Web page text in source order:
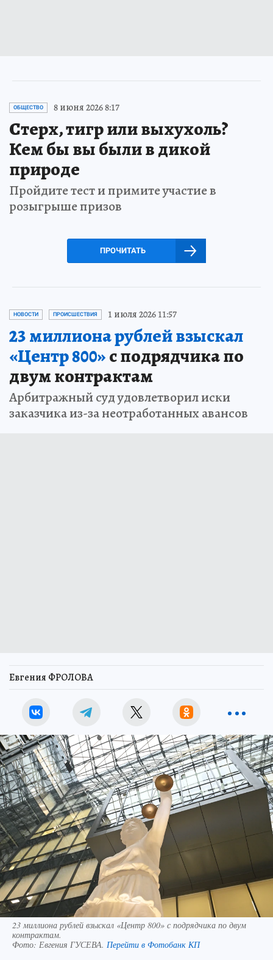
ОБЩЕСТВО 8 июня 2026 8:17
Стерх, тигр или выхухоль?
Кем бы вы были в дикой
природе
Пройдите тест и примите участие в
розыгрыше призов
ПРОЧИТАТЬ
НОВОСТИ ПРОИСШЕСТВИЯ 1 июля 2026 11:57
23 миллиона рублей взыскал
«Центр 800»с подрядчика по
двум контрактам
Арбитражный суд удовлетворил иски
заказчика из-за неотработанных авансов
Евгения ФРОЛОВА
23 миллиона рублей взыскал «Центр 800» с подрядчика по двум
контрактам.
Фото: Евгения ГУСЕВА. Перейти в Фотобанк КП